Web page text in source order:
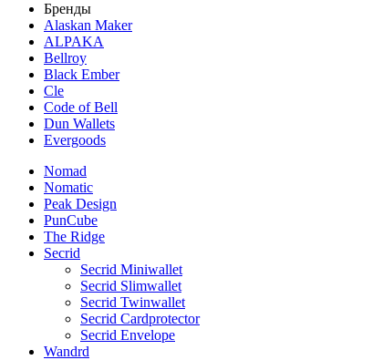
Бренды
Alaskan Maker
ALPAKA
Bellroy
Black Ember
Cle
Code of Bell
Dun Wallets
Evergoods
Nomad
Nomatic
Peak Design
PunCube
The Ridge
Secrid
Secrid Miniwallet
Secrid Slimwallet
Secrid Twinwallet
Secrid Cardprotector
Secrid Envelope
Wandrd